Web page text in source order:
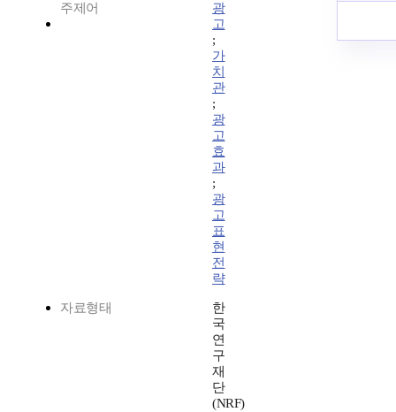
주제어
광
고
;
가
치
관
;
광
고
효
과
;
광
고
표
현
전
략
자료형태
한
국
연
구
재
단
(NRF)